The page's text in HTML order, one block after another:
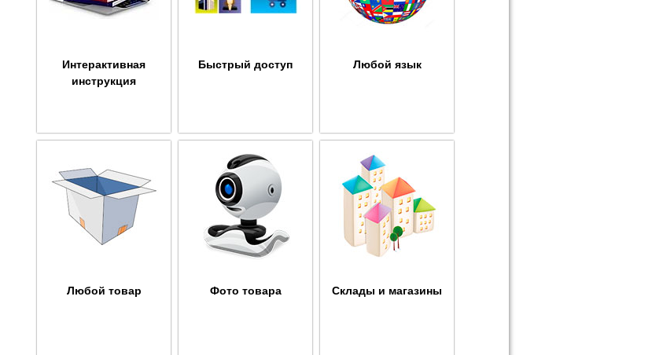
Интерактивная
инструкция
Быстрый доступ Любой язык
Любой товар Фото товара Склады и магазины